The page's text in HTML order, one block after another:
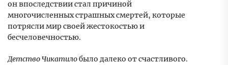
он впоследствии стал причиной
многочисленных страшных смертей, которые
потрясли мир своей жестокостью и
бесчеловечностью.
Детство Чикатилобыло далеко от счастливого.